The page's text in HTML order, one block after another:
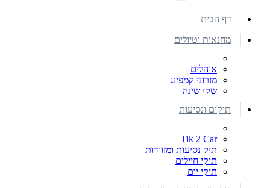
דף הבית
מחנאות וטיולים
אוהלים
מזרוני קמפינג
שקי שינה
תיקים ונסיעות
Tik 2 Car
תיק נסיעות ומזוודות
תיקי חיילים
תיקי יום